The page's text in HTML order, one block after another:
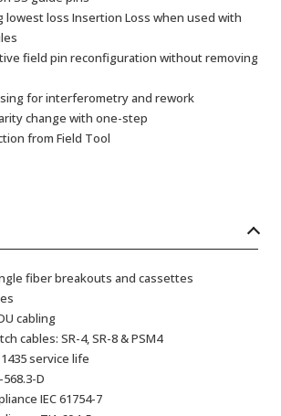
lowest loss Insertion Loss when used with
field pin reconfiguration without removing
for interferometry and rework
change with one-step
from Field Tool
fiber breakouts and cassettes
cabling
cables: SR-4, SR-8 & PSM4
service life
D
IEC 61754-7